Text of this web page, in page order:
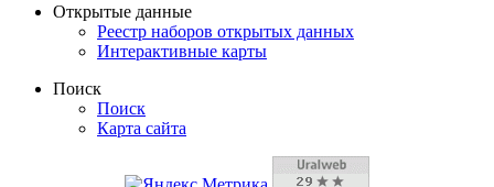
Открытые данные
Реестр наборов открытых данных
Интерактивные карты
Поиск
Поиск
Карта сайта